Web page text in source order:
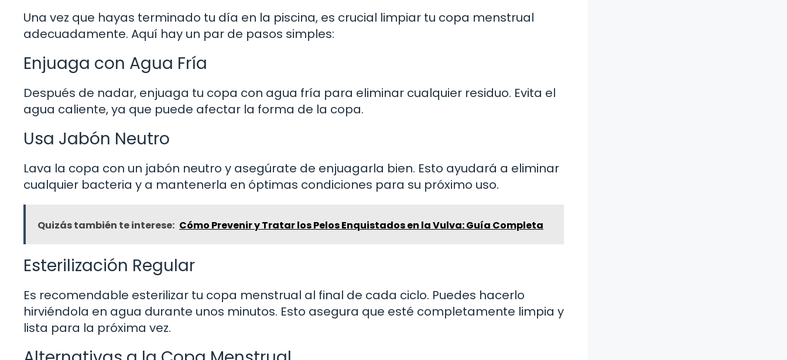
Una vez que hayas terminado tu día en la piscina, es crucial limpiar tu copa menstrual
adecuadamente. Aquí hay un par de pasos simples:
Enjuaga con Agua Fría
Después de nadar, enjuaga tu copa con agua fría para eliminar cualquier residuo. Evita el
agua caliente, ya que puede afectar la forma de la copa.
Usa Jabón Neutro
Lava la copa con un jabón neutro y asegúrate de enjuagarla bien. Esto ayudará a eliminar
cualquier bacteria y a mantenerla en óptimas condiciones para su próximo uso.
Quizás también te interese: Cómo Prevenir y Tratar los Pelos Enquistados en la Vulva: Guía Completa
Esterilización Regular
Es recomendable esterilizar tu copa menstrual al final de cada ciclo. Puedes hacerlo
hirviéndola en agua durante unos minutos. Esto asegura que esté completamente limpia y
lista para la próxima vez.